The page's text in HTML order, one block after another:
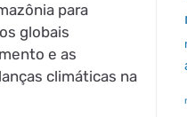
para
globais
e as
climáticas na